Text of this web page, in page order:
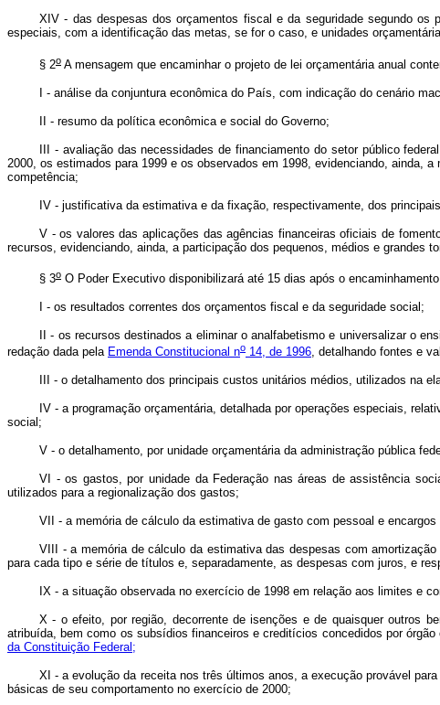
XIV - das despesas dos orçamentos fiscal e da seguridade segundo os
especiais, com a identificação das metas, se for o caso, e unidades
§ 2o A mensagem que encaminhar o projeto de lei orçamentária anual
I - análise da conjuntura econômica do País, com indicação do cenário
II - resumo da política econômica e social do Governo;
III - avaliação das necessidades de financiamento do setor público
2000, os estimados para 1999 e os observados em 1998, evidenciando, ainda,
competência;
IV - justificativa da estimativa e da fixação, respectivamente, dos
V - os valores das aplicações das agências financeiras oficiais de
recursos, evidenciando, ainda, a participação dos pequenos, médios e grandes
§ 3o O Poder Executivo disponibilizará até 15 dias após o
I - os resultados correntes dos orçamentos fiscal e da seguridade social;
II - os recursos destinados a eliminar o analfabetismo e universalizar o
redação dada pela Emenda Constitucional no 14, de 1996, detalhando fontes e
III - o detalhamento dos principais custos unitários médios, utilizados na
IV - a programação orçamentária, detalhada por operações especiais,
social;
V - o detalhamento, por unidade orçamentária da administração pública
VI - os gastos, por unidade da Federação nas áreas de assistência
utilizados para a regionalização dos gastos;
VII - a memória de cálculo da estimativa de gasto com pessoal e
VIII - a memória de cálculo da estimativa das despesas com
para cada tipo e série de títulos e, separadamente, as despesas com juros, e
IX - a situação observada no exercício de 1998 em relação aos limites e
X - o efeito, por região, decorrente de isenções e de quaisquer outros
atribuída, bem como os subsídios financeiros e creditícios concedidos por
da Constituição Federal;
XI - a evolução da receita nos três últimos anos, a execução provável
básicas de seu comportamento no exercício de 2000;